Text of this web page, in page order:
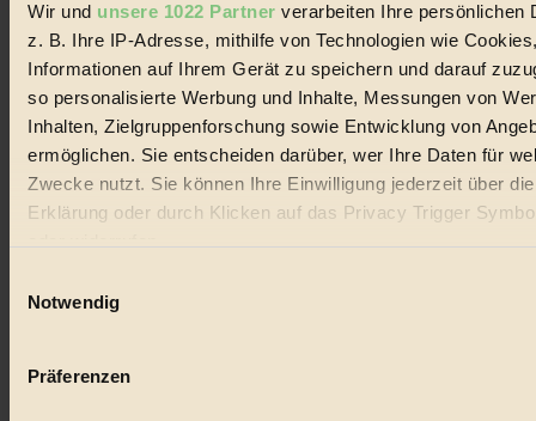
Wir und unsere 1022 Partner verarbeiten Ihre persönlichen
z. B. Ihre IP-Adresse, mithilfe von Technologien wie
Informationen auf Ihrem Gerät zu speichern und darauf
so personalisierte Werbung und Inhalte, Messungen von
Inhalten, Zielgruppenforschung sowie Entwicklung von
ermöglichen. Sie entscheiden darüber, wer Ihre Daten für
Zwecke nutzt. Sie können Ihre Einwilligung jederzeit über
Erklärung oder durch Klicken auf das Privacy Trigger
Wenn Sie es erlauben, würden wir auch gerne:
Ihr Gerät durch aktives Scannen nach bestimmten
Notwendig
Präferenzen
Social Media
22.601 Fans auf Facebook
3.415 Follower auf Twitter
Folge uns auf Instagram
Themen
Bio
Vegan